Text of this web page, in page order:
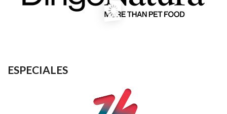
ESPECIALES